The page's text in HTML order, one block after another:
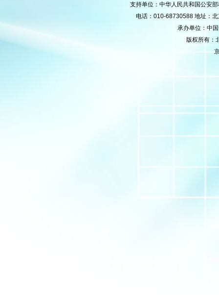
支持单位：中华人民共和国公安
电话：010-68730588 地址：
承办单位：中
版权所有：